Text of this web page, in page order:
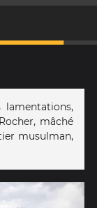
mâché
musulman,